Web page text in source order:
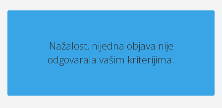
Nažalost, nijedna objava nije
odgovarala vašim kriterijima.